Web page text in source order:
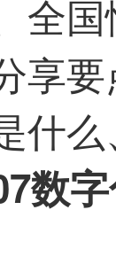
全
享
什
数